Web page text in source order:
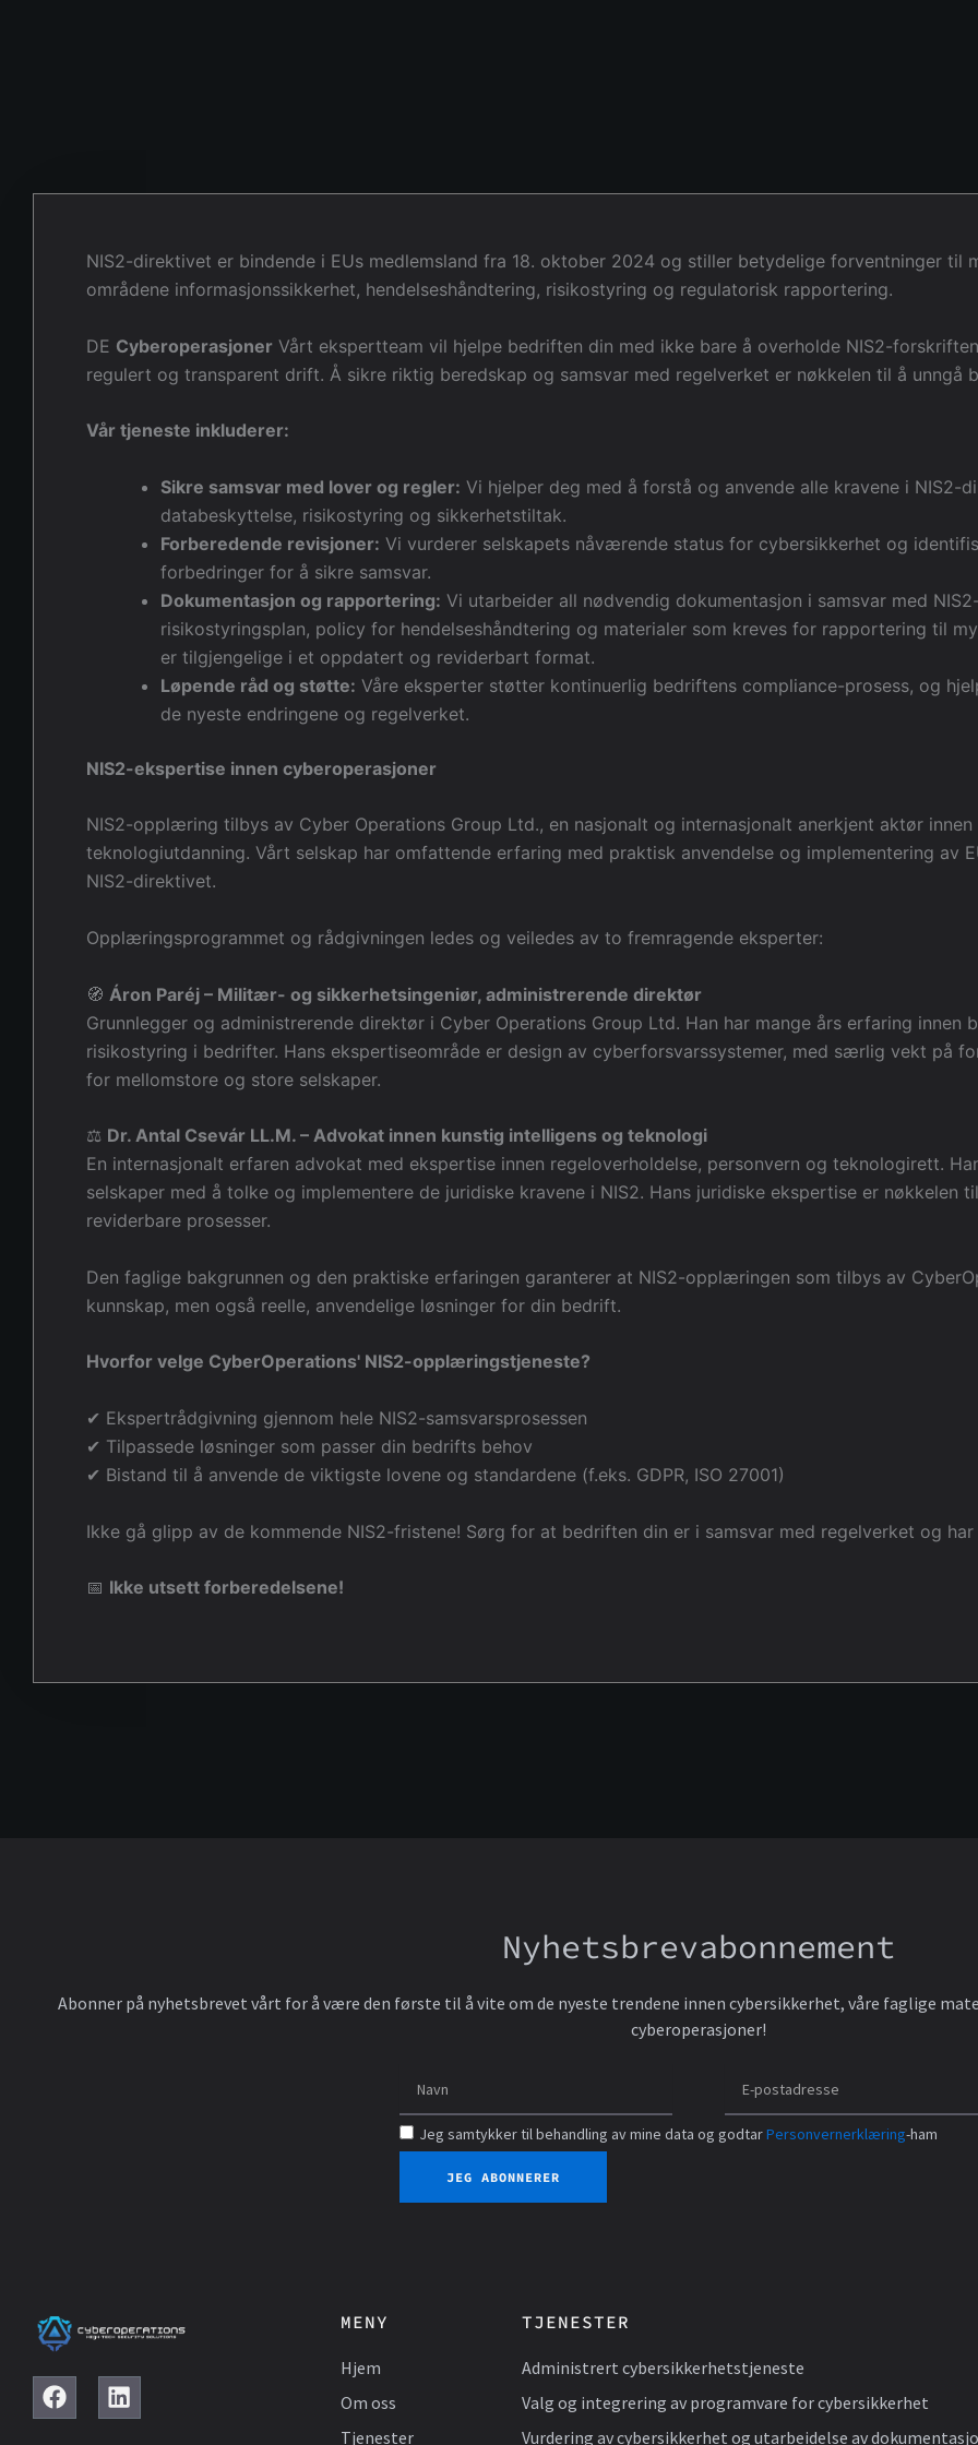
NIS2-direktivet er bindende i EUs medlemsland fra 18. oktober 2024 og stiller betydelige forventninger til
områdene informasjonssikkerhet, hendelseshåndtering, risikostyring og regulatorisk rapportering.
DE Cyberoperasjoner Vårt ekspertteam vil hjelpe bedriften din med ikke bare å overholde NIS2-
regulert og transparent drift. Å sikre riktig beredskap og samsvar med regelverket er nøkkelen til å unngå
Vår tjeneste inkluderer:
Sikre samsvar med lover og regler: Vi hjelper deg med å forstå og anvende alle kravene i NIS2-
databeskyttelse, risikostyring og sikkerhetstiltak.
Forberedende revisjoner: Vi vurderer selskapets nåværende status for cybersikkerhet og
forbedringer for å sikre samsvar.
Dokumentasjon og rapportering: Vi utarbeider all nødvendig dokumentasjon i samsvar med
risikostyringsplan, policy for hendelseshåndtering og materialer som kreves for rapportering til
er tilgjengelige i et oppdatert og reviderbart format.
Løpende råd og støtte: Våre eksperter støtter kontinuerlig bedriftens compliance-prosess, og
de nyeste endringene og regelverket.
NIS2-ekspertise innen cyberoperasjoner
NIS2-opplæring tilbys av Cyber Operations Group Ltd., en nasjonalt og internasjonalt anerkjent aktør
teknologiutdanning. Vårt selskap har omfattende erfaring med praktisk anvendelse og implementering av
NIS2-direktivet.
Opplæringsprogrammet og rådgivningen ledes og veiledes av to fremragende eksperter:
🧭 Áron Paréj – Militær- og sikkerhetsingeniør, administrerende direktør
Grunnlegger og administrerende direktør i Cyber Operations Group Ltd. Han har mange års erfaring
risikostyring i bedrifter. Hans ekspertiseområde er design av cyberforsvarssystemer, med særlig vekt på
for mellomstore og store selskaper.
⚖️ Dr. Antal Csevár LL.M. – Advokat innen kunstig intelligens og teknologi
En internasjonalt erfaren advokat med ekspertise innen regeloverholdelse, personvern og teknologirett.
selskaper med å tolke og implementere de juridiske kravene i NIS2. Hans juridiske ekspertise er nøkkelen
reviderbare prosesser.
Den faglige bakgrunnen og den praktiske erfaringen garanterer at NIS2-opplæringen som tilbys av
kunnskap, men også reelle, anvendelige løsninger for din bedrift.
Hvorfor velge CyberOperations' NIS2-opplæringstjeneste?
✔ Ekspertrådgivning gjennom hele NIS2-samsvarsprosessen
✔ Tilpassede løsninger som passer din bedrifts behov
✔ Bistand til å anvende de viktigste lovene og standardene (f.eks. GDPR, ISO 27001)
Ikke gå glipp av de kommende NIS2-fristene! Sørg for at bedriften din er i samsvar med regelverket og
📅 Ikke utsett forberedelsene!
Nyhetsbrevabonnement
Abonner på nyhetsbrevet vårt for å være den første til å vite om de nyeste trendene innen cybersikkerhet, våre faglige
cyberoperasjoner!
Jeg samtykker til behandling av mine data og godtarPersonvernerklæring-ham
JEG ABONNERER
F
a
L
i
MENY
Hjem
Om oss
Tjenester
TJENESTER
Administrert cybersikkerhetstjeneste
Valg og integrering av programvare for cybersikkerhet
Vurdering av cybersikkerhet og utarbeidelse av